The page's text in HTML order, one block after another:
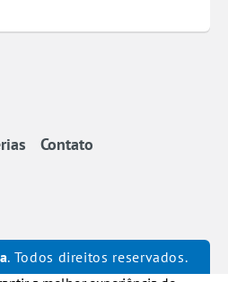
Contato
. Todos direitos reservados.